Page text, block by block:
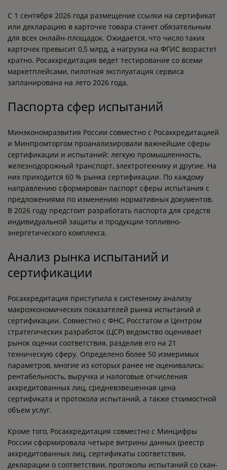
С 1 сентября 2026 года размещение ссылки на сертификат
или декларацию в карточке товара станет обязательным
для всех онлайн-площадок. Ожидается, что число таких
карточек превысит 0,5 млрд, а нагрузка на ФГИС возрастет
кратно. Росаккредитация ведет тестирование со всеми
маркетплейсами, пилотная эксплуатация сервиса
запланирована на лето 2026 года.
Паспорта сфер испытаний
Минэкономразвития России совместно с Росаккредитацией
и Минпромторгом проанализировали важнейшие сферы
сертификации и испытаний: легкую промышленность,
железнодорожный транспорт, электротехнику и другие. На
них приходится 60 % рынка сертификации. По каждому
направлению сформирован паспорт сферы испытания с
предложениями по изменению нормативных документов.
В 2026 году предстоит разработать паспорта для средств
индивидуальной защиты и продукции топливно-
энергетического комплекса.
Анализ рынка испытаний и
сертификации
Росаккредитация приступила к системному анализу
макроэкономических показателей рынка испытаний и
сертификации. Совместно с ФНС, Росстатом и Центром
стратегических разработок (ЦСР) ведомство оценивает
рынок оценки соответствия, разделив его на 21
техническую сферу. Определено более 50 измеримых
параметров, многие из которых ранее не оценивались:
рентабельность, выручка и налоговые отчисления
аккредитованных лиц, средневзвешенная цена
сертификата и протокола испытаний, а также стоимостной
объем услуг.
Кроме того, Росаккредитация совместно с Минцифры
России сформировала четыре витрины данных (реестр
аккредитованных лиц, сертификаты соответствия,
декларации о соответствии, протоколы испытаний со скан-